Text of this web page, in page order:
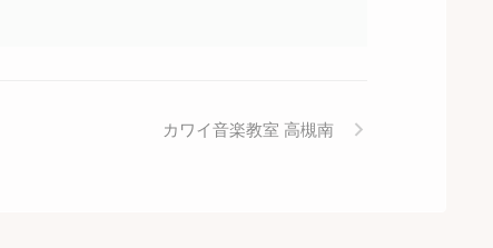
カワイ音楽教室 高槻南